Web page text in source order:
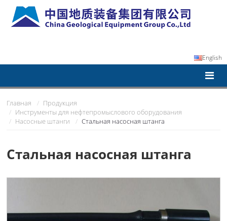
English
Главная
Продукция
Инструменты для нефтепромыслового оборудования
Насосные штанги
Стальная насосная штанга
Стальная насосная штанга